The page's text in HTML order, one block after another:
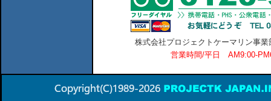
株式会社プロジェクトケーマリン事
営業時間/平日 AM9:00-